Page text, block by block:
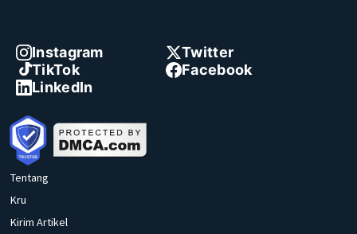
Instagram
Twitter
TikTok
Facebook
LinkedIn
Tentang
Kru
Kirim Artikel